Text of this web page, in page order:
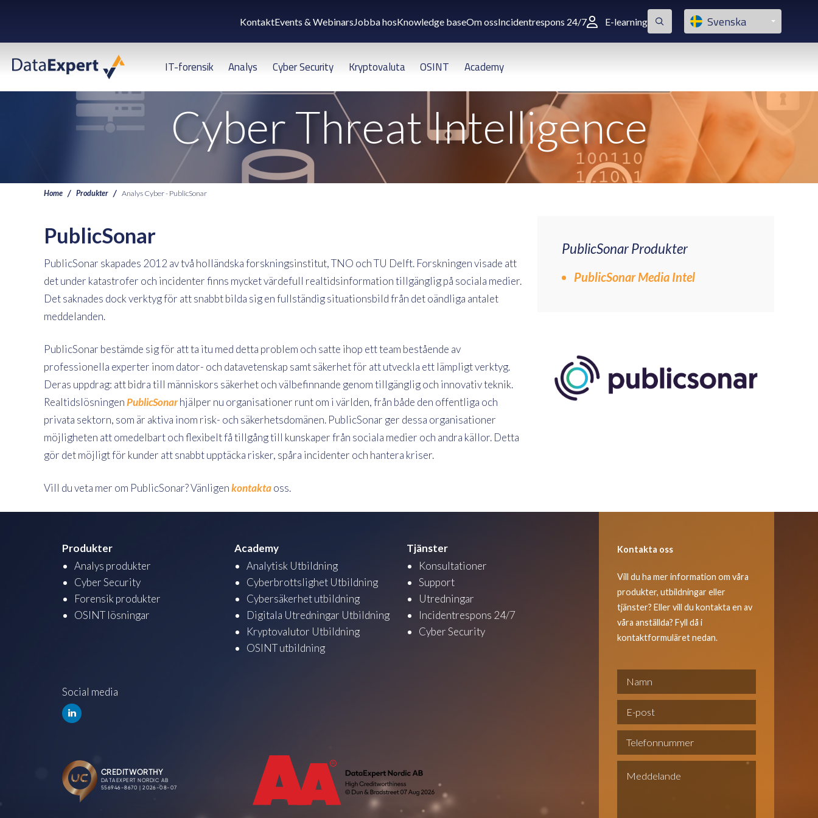
KontaktEvents & Webinars Jobba hosKnowledge baseOm ossIncidentrespons 24/7 E-learning Svenska
IT-forensik Analys Cyber Security Kryptovaluta OSINT Academy
Cyber Threat Intelligence
Home Produkter Analys Cyber - PublicSonar
PublicSonar
PublicSonar skapades 2012 av två holländska forskningsinstitut, TNO och TU Delft. Forskningen visade att
det under katastrofer och incidenter finns mycket värdefull realtidsinformation tillgänglig på sociala medier.
Det saknades dock verktyg för att snabbt bilda sig en fullständig situationsbild från det oändliga antalet
meddelanden.
PublicSonar bestämde sig för att ta itu med detta problem och satte ihop ett team bestående av
professionella experter inom dator- och datavetenskap samt säkerhet för att utveckla ett lämpligt verktyg.
Deras uppdrag: att bidra till människors säkerhet och välbefinnande genom tillgänglig och innovativ teknik.
RealtidslösningenPublicSonarhjälper nu organisationer runt om i världen, från både den offentliga och
privata sektorn, som är aktiva inom risk- och säkerhetsdomänen. PublicSonar ger dessa organisationer
möjligheten att omedelbart och flexibelt få tillgång till kunskaper från sociala medier och andra källor. Detta
gör det möjligt för kunder att snabbt upptäcka risker, spåra incidenter och hantera kriser.
Vill du veta mer om PublicSonar? Vänligenkontaktaoss.
PublicSonar Produkter
PublicSonar Media Intel
Produkter
Analys produkter
Cyber Security
Forensik produkter
OSINT lösningar
Academy
Analytisk Utbildning
Cyberbrottslighet Utbildning
Cybersäkerhet utbildning
Digitala Utredningar Utbildning
Kryptovalutor Utbildning
OSINT utbildning
Tjänster
Konsultationer
Support
Utredningar
Incidentrespons 24/7
Cyber Security
Social media
Kontakta oss
Vill du ha mer information om våra
produkter, utbildningar eller
tjänster? Eller vill du kontakta en av
våra anställda? Fyll då i
kontaktformuläret nedan.